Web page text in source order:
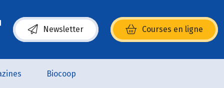
Newsletter Courses en ligne
(s’ouvre dans une nouvelle fenêtre)
Biocoop